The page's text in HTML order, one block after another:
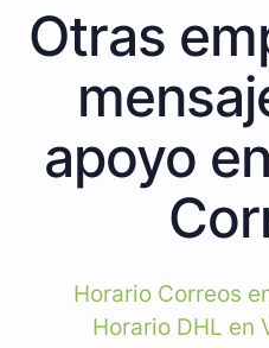
Otras
apoyo
Horario Correos
Horario DHL en